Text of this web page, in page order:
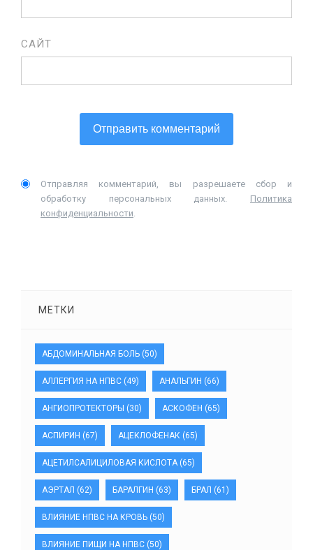
САЙТ
Отправляя комментарий, вы разрешаете сбор и
обработку персональных данных. Политика
конфиденциальности.
МЕТКИ
АБДОМИНАЛЬНАЯ БОЛЬ (50)
АЛЛЕРГИЯ НА НПВС (49) АНАЛЬГИН (66)
АНГИОПРОТЕКТОРЫ (30) АСКОФЕН (65)
АСПИРИН (67) АЦЕКЛОФЕНАК (65)
АЦЕТИЛСАЛИЦИЛОВАЯ КИСЛОТА(65)
АЭРТАЛ (62) БАРАЛГИН (63) БРАЛ (61)
ВЛИЯНИЕ НПВС НА КРОВЬ (50)
ВЛИЯНИЕ ПИЩИ НА НПВС (50)